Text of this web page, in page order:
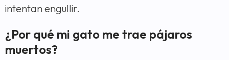
intentan engullir.
¿Por qué mi gato me trae pájaros
muertos?